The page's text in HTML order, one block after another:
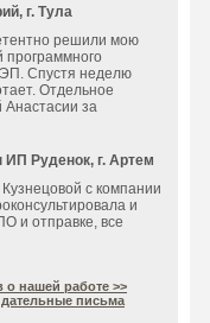
г. Тула
решили мою
программного
Спустя неделю
Отдельное
Анастасии за
ИП Руденок, г. Артем
с компании
и
и отправке, все
о нашей работе >>
письма